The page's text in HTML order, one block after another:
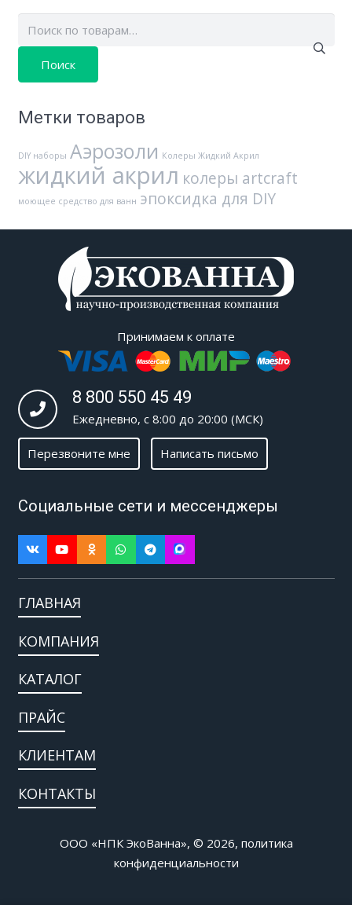
Метки товаров
DIY наборы Аэрозоли Колеры Жидкий Акрил
жидкий акрил колеры artcraft
моющее средство для ванн эпоксидка для DIY
Принимаем к оплате
8 800 550 45 49
Ежедневно, с 8:00 до 20:00 (МСК)
Перезвоните мне Написать письмо
Социальные сети и мессенджеры
ГЛАВНАЯ
КОМПАНИЯ
КАТАЛОГ
ПРАЙС
КЛИЕНТАМ
КОНТАКТЫ
ООО «НПК ЭкоВанна», © 2026, политика
конфиденциальности